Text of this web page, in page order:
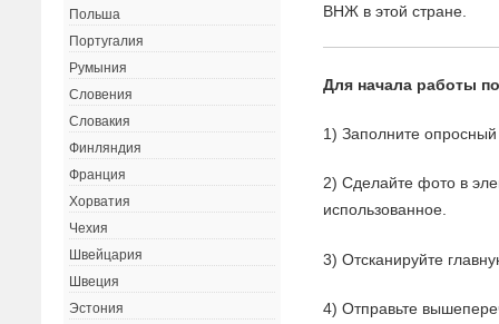
ВНЖ в этой стране.
Для начала работы
1) Заполните
2) Сделайте фото в
использованное.
3) Отсканируйте
4) Отправьте
Польша
Португалия
Румыния
Словения
Словакия
Финляндия
Франция
Хорватия
Чехия
Швейцария
Швеция
Эстония